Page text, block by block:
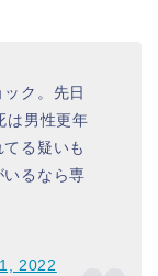
ク。先日
は男性更年
る疑いも
るなら専
2022